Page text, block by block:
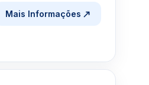
Mais Informações